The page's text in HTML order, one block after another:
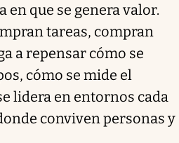
que se genera valor.
tareas, compran
a repensar cómo se
cómo se mide el
lidera en entornos cada
conviven personas y